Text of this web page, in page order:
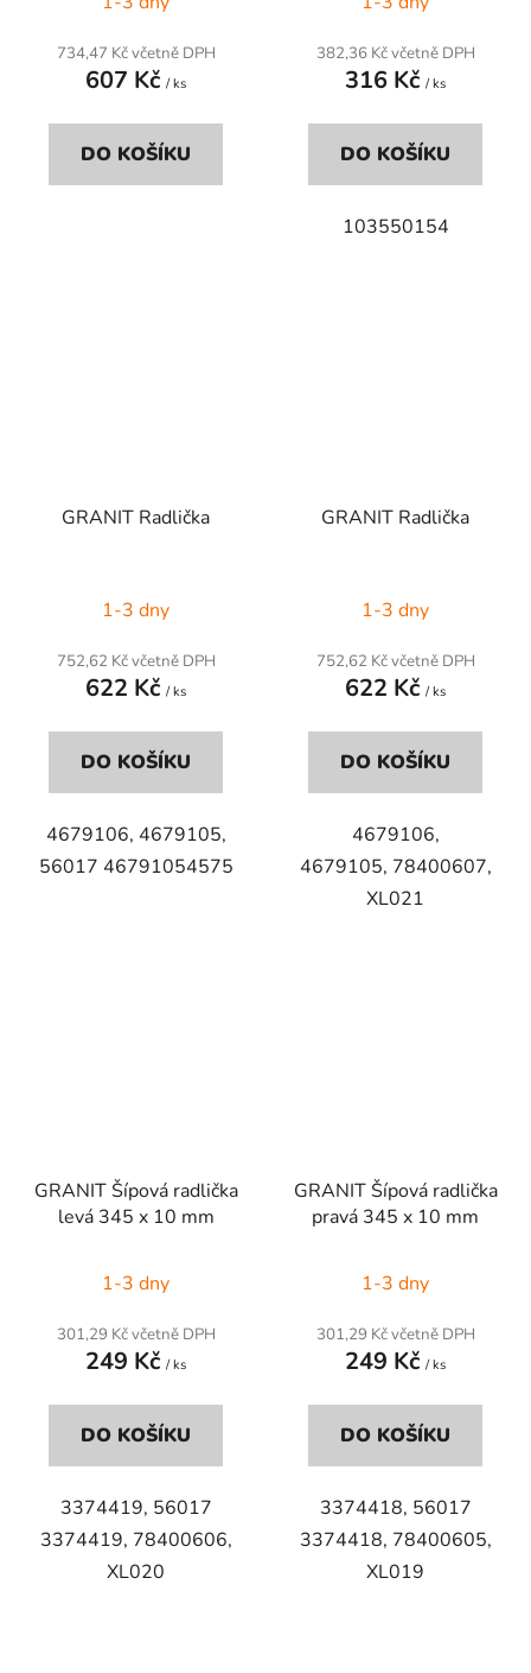
734,47 Kč včetně DPH
607 Kč / ks
DO KOŠÍKU
382,36 Kč včetně DPH
316 Kč / ks
DO KOŠÍKU
103550154
GRANIT Radlička
1-3 dny
752,62 Kč včetně DPH
622 Kč / ks
DO KOŠÍKU
4679106, 4679105,
56017 46791054575
GRANIT Radlička
1-3 dny
752,62 Kč včetně DPH
622 Kč / ks
DO KOŠÍKU
4679106,
4679105, 78400607,
XL021
GRANIT Šípová radlička
levá 345 x 10 mm
1-3 dny
301,29 Kč včetně DPH
249 Kč / ks
DO KOŠÍKU
3374419, 56017
3374419, 78400606,
XL020
GRANIT Šípová radlička
pravá 345 x 10 mm
1-3 dny
301,29 Kč včetně DPH
249 Kč / ks
DO KOŠÍKU
3374418, 56017
3374418, 78400605,
XL019